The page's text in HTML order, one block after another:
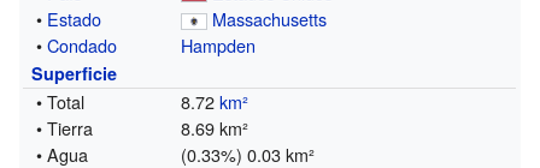
• Estado
Massachusetts
•Condado Hampden
Superficie
• Total 8.72km²
• Tierra
8.69 km²
• Agua
(0.33%) 0.03 km²